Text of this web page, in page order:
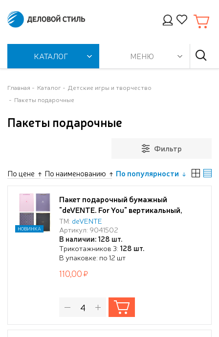
КАТАЛОГ МЕНЮ
Главная Каталог
Детские игры и творчество
Пакеты подарочные
Пакеты подарочные
Фильтр
По цене По наименованию По популярности
Пакет подарочный бумажный
"deVENTE. For You" вертикальный,
26x32x10 см, горячее тиснение, бумага
210 г/м², ассорти 4 дизайна
ТМ: deVENTE
Артикул: 9041502
В наличии: 128 шт.
Трикотажников 3: 128 шт.
В упаковке: по 12 шт
НОВИНКА
110,00